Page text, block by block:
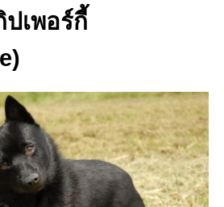
เพอร์กี้